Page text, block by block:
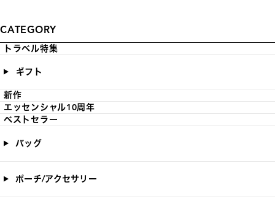
CATEGORY
トラベル特集
ギフト
新作
エッセンシャル10周年
ベストセラー
バッグ
ポーチ/アクセサリー